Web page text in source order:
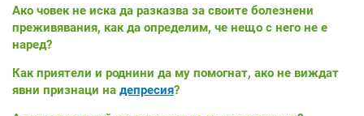
Ако човек не иска да разказва за своите болезнени
преживявания, как да определим, че нещо с него не е
наред?
Как приятели и роднини да му помогнат, ако не виждат
явни признаци на депресия?